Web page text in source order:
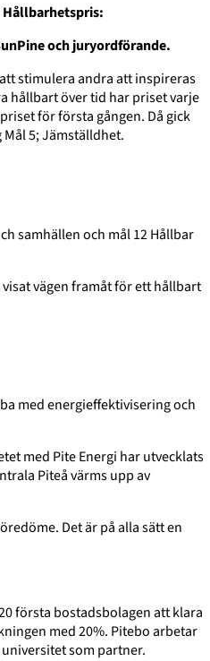
Hållbarhetspris:
och juryordförande.
stimulera andra att inspireras
hållbart över tid har priset varje
för första gången. Då gick
5; Jämställdhet.
samhällen och mål 12 Hållbar
vägen framåt för ett hållbart
med energieffektivisering och
med Pite Energi har utvecklats
Piteå värms upp av
Det är på alla sätt en
första bostadsbolagen att klara
med 20%. Pitebo arbetar
som partner.